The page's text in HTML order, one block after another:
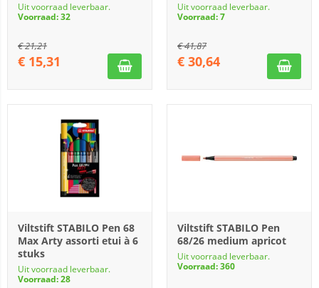
Uit voorraad leverbaar.
Voorraad: 32
€21,21
€ 15,31
Uit voorraad leverbaar.
Voorraad: 7
€41,87
€ 30,64
Viltstift STABILO Pen 68
Max Arty assorti etui à 6
stuks
Uit voorraad leverbaar.
Voorraad: 28
Viltstift STABILO Pen
68/26 medium apricot
Uit voorraad leverbaar.
Voorraad: 360